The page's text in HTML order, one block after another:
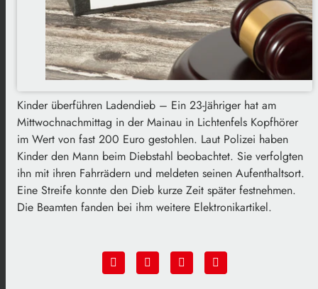
Kinder überführen Ladendieb – Ein 23-Jähriger hat am
Mittwochnachmittag in der Mainau in Lichtenfels Kopfhörer
im Wert von fast 200 Euro gestohlen. Laut Polizei haben
Kinder den Mann beim Diebstahl beobachtet. Sie verfolgten
ihn mit ihren Fahrrädern und meldeten seinen Aufenthaltsort.
Eine Streife konnte den Dieb kurze Zeit später festnehmen.
Die Beamten fanden bei ihm weitere Elektronikartikel.